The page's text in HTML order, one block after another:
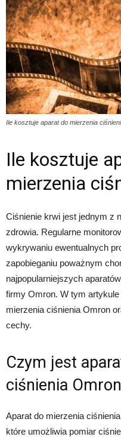
Ile kosztuje aparat do mierzenia
Ile kosztuje
mierzenia
Ciśnienie krwi jest jednym z
zdrowia. Regularne
wykrywaniu ewentualnych
zapobieganiu poważnym
najpopularniejszych
firmy Omron. W tym
mierzenia ciśnienia Omron
cechy.
Czym jest
ciśnienia
Aparat do mierzenia
które umożliwia pomiar